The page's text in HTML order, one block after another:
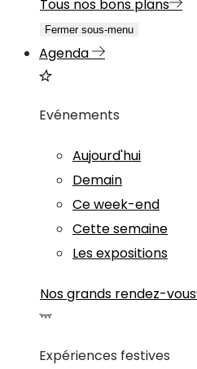
Tous nos bons plans
Fermer sous-menu
Agenda
Evénements
Aujourd'hui
Demain
Ce week-end
Cette semaine
Les expositions
Nos grands rendez-vous
Expériences festives